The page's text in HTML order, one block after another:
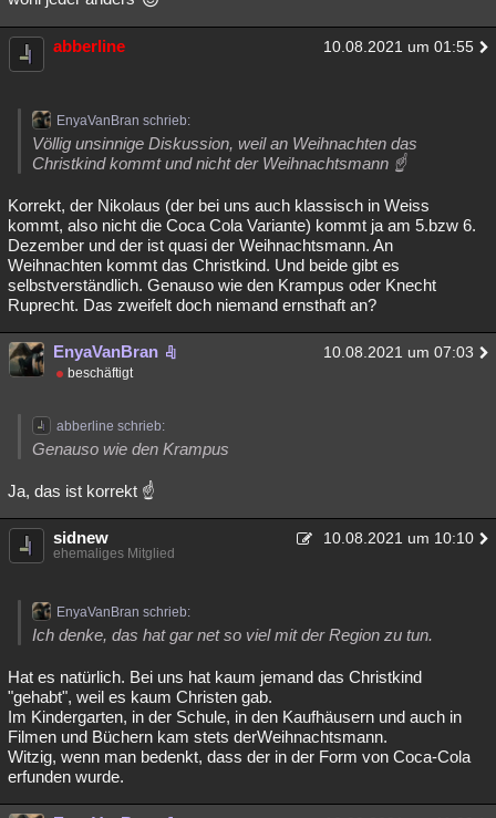
abberline 10.08.2021 um 01:55
EnyaVanBran schrieb:
Völlig unsinnige Diskussion, weil an Weihnachten das
Christkind kommt und nicht der Weihnachtsmann ☝
Korrekt, der Nikolaus (der bei uns auch klassisch in Weiss
kommt, also nicht die Coca Cola Variante) kommt ja am 5.bzw 6.
Dezember und der ist quasi der Weihnachtsmann. An
Weihnachten kommt das Christkind. Und beide gibt es
selbstverständlich. Genauso wie den Krampus oder Knecht
Ruprecht. Das zweifelt doch niemand ernsthaft an?
EnyaVanBran 10.08.2021 um 07:03
beschäftigt
abberline schrieb:
Genauso wie den Krampus
Ja, das ist korrekt ☝
sidnew 10.08.2021 um 10:10
ehemaliges Mitglied
EnyaVanBran schrieb:
Ich denke, das hat gar net so viel mit der Region zu tun.
Hat es natürlich. Bei uns hat kaum jemand das Christkind
"gehabt", weil es kaum Christen gab.
Im Kindergarten, in der Schule, in den Kaufhäusern und auch in
Filmen und Büchern kam stets derWeihnachtsmann.
Witzig, wenn man bedenkt, dass der in der Form von Coca-Cola
erfunden wurde.